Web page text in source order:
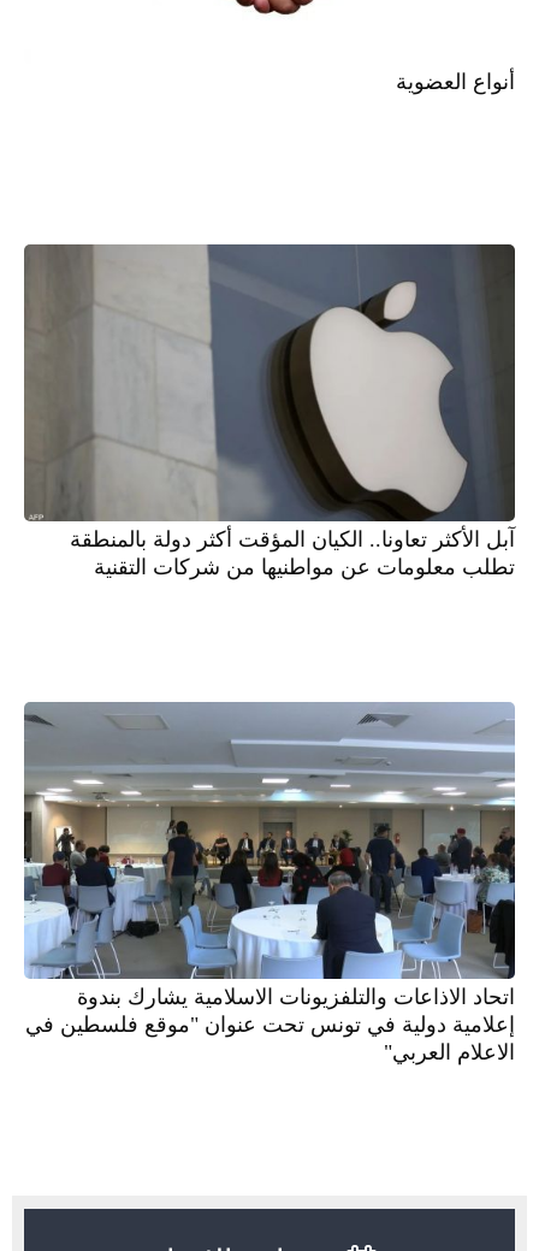
أنواع العضوية
آبل الأكثر تعاونا.. الكيان المؤقت أكثر دولة بالمنطقة
تطلب معلومات عن مواطنيها من شركات التقنية
اتحاد الاذاعات والتلفزيونات الاسلامية يشارك بندوة
إعلامية دولية في تونس تحت عنوان "موقع فلسطين في
الاعلام العربي"